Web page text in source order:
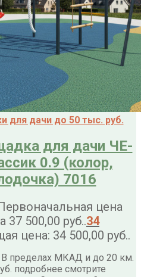
для дачи до 50 тыс. руб.
для дачи ЧЕ-
0.9 (колор,
7016
цена
37 500,00 руб..34
цена: 34 500,00 руб..
В пределах МКАД и до 20 км.
подробнее смотрите